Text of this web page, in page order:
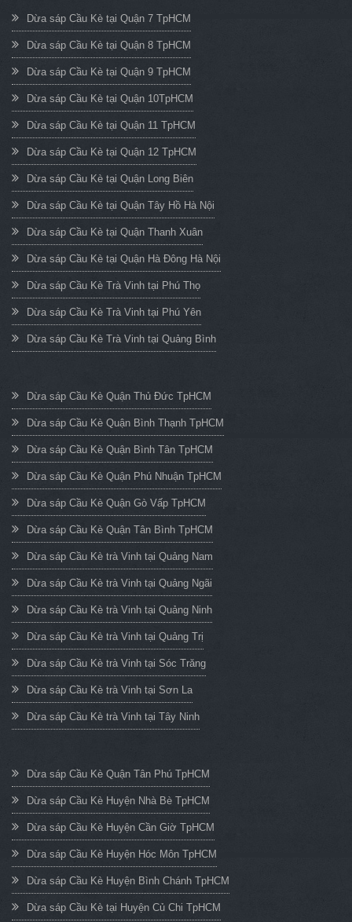
Dừa sáp Cầu Kè tại Quận 7 TpHCM
Dừa sáp Cầu Kè tại Quận 8 TpHCM
Dừa sáp Cầu Kè tại Quận 9 TpHCM
Dừa sáp Cầu Kè tại Quận 10TpHCM
Dừa sáp Cầu Kè tại Quận 11 TpHCM
Dừa sáp Cầu Kè tại Quận 12 TpHCM
Dừa sáp Cầu Kè tại Quận Long Biên
Dừa sáp Cầu Kè tại Quận Tây Hồ Hà Nội
Dừa sáp Cầu Kè tại Quận Thanh Xuân
Dừa sáp Cầu Kè tại Quận Hà Đông Hà Nội
Dừa sáp Cầu Kè Trà Vinh tại Phú Thọ
Dừa sáp Cầu Kè Trà Vinh tại Phú Yên
Dừa sáp Cầu Kè Trà Vinh tại Quảng Bình
Dừa sáp Cầu Kè Quận Thủ Đức TpHCM
Dừa sáp Cầu Kè Quận Bình Thạnh TpHCM
Dừa sáp Cầu Kè Quận Bình Tân TpHCM
Dừa sáp Cầu Kè Quận Phú Nhuận TpHCM
Dừa sáp Cầu Kè Quận Gò Vấp TpHCM
Dừa sáp Cầu Kè Quận Tân Bình TpHCM
Dừa sáp Cầu Kè trà Vinh tại Quảng Nam
Dừa sáp Cầu Kè trà Vinh tại Quảng Ngãi
Dừa sáp Cầu Kè trà Vinh tại Quảng Ninh
Dừa sáp Cầu Kè trà Vinh tại Quảng Trị
Dừa sáp Cầu Kè trà Vinh tại Sóc Trăng
Dừa sáp Cầu Kè trà Vinh tại Sơn La
Dừa sáp Cầu Kè trà Vinh tại Tây Ninh
Dừa sáp Cầu Kè Quận Tân Phú TpHCM
Dừa sáp Cầu Kè Huyện Nhà Bè TpHCM
Dừa sáp Cầu Kè Huyện Cần Giờ TpHCM
Dừa sáp Cầu Kè Huyện Hóc Môn TpHCM
Dừa sáp Cầu Kè Huyện Bình Chánh TpHCM
Dừa sáp Cầu Kè tại Huyện Củ Chi TpHCM